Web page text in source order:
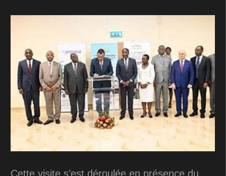
Cette visite s’est déroulée en présence du